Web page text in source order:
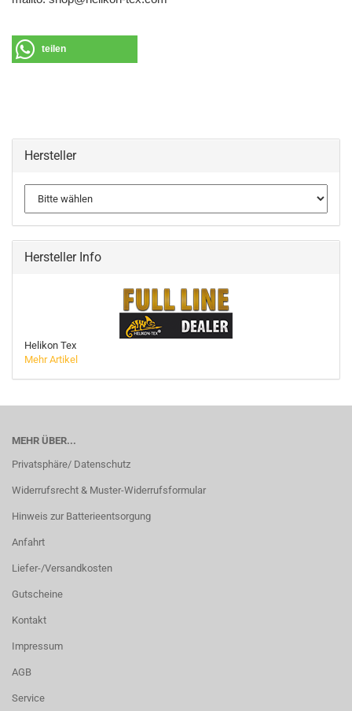
teilen
Hersteller
Hersteller Info
Helikon Tex
Mehr Artikel
MEHR ÜBER...
Privatsphäre/ Datenschutz
Widerrufsrecht & Muster-Widerrufsformular
Hinweis zur Batterieentsorgung
Anfahrt
Liefer-/Versandkosten
Gutscheine
Kontakt
Impressum
AGB
Service